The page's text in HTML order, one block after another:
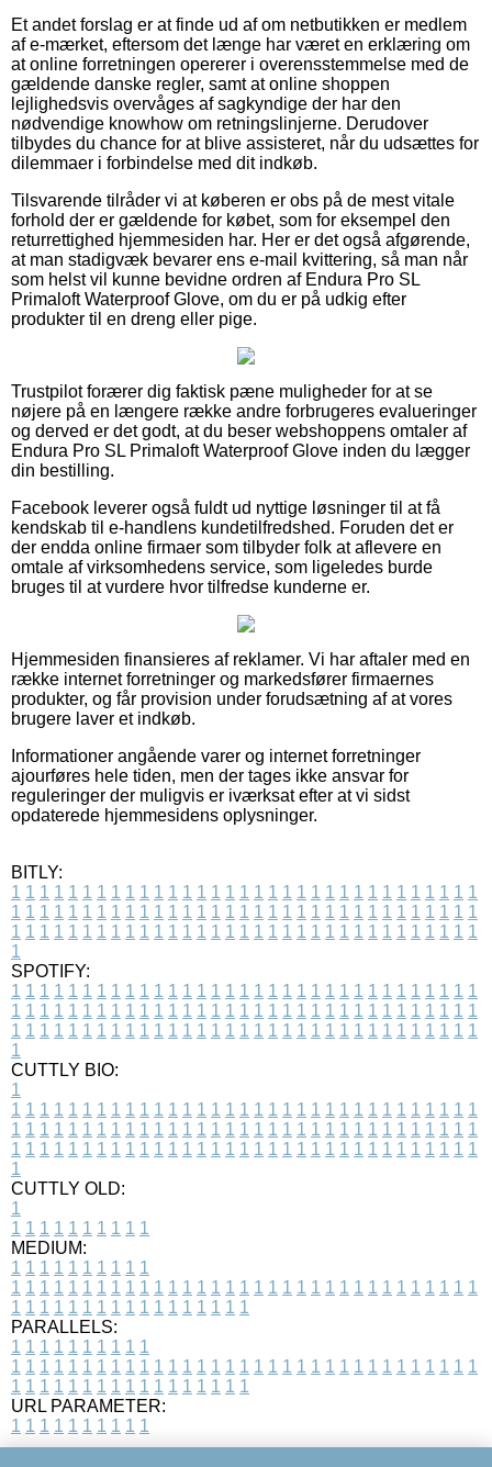
Et andet forslag er at finde ud af om netbutikken er medlem
af e-mærket, eftersom det længe har været en erklæring om
at online forretningen opererer i overensstemmelse med de
gældende danske regler, samt at online shoppen
lejlighedsvis overvåges af sagkyndige der har den
nødvendige knowhow om retningslinjerne. Derudover
tilbydes du chance for at blive assisteret, når du udsættes for
dilemmaer i forbindelse med dit indkøb.
Tilsvarende tilråder vi at køberen er obs på de mest vitale
forhold der er gældende for købet, som for eksempel den
returrettighed hjemmesiden har. Her er det også afgørende,
at man stadigvæk bevarer ens e-mail kvittering, så man når
som helst vil kunne bevidne ordren af Endura Pro SL
Primaloft Waterproof Glove, om du er på udkig efter
produkter til en dreng eller pige.
Trustpilot forærer dig faktisk pæne muligheder for at se
nøjere på en længere række andre forbrugeres evalueringer
og derved er det godt, at du beser webshoppens omtaler af
Endura Pro SL Primaloft Waterproof Glove inden du lægger
din bestilling.
Facebook leverer også fuldt ud nyttige løsninger til at få
kendskab til e-handlens kundetilfredshed. Foruden det er
der endda online firmaer som tilbyder folk at aflevere en
omtale af virksomhedens service, som ligeledes burde
bruges til at vurdere hvor tilfredse kunderne er.
Hjemmesiden finansieres af reklamer. Vi har aftaler med en
række internet forretninger og markedsfører firmaernes
produkter, og får provision under forudsætning af at vores
brugere laver et indkøb.
Informationer angående varer og internet forretninger
ajourføres hele tiden, men der tages ikke ansvar for
reguleringer der muligvis er iværksat efter at vi sidst
opdaterede hjemmesidens oplysninger.
BITLY:
1 1 1 1 1 1 1 1 1 1 1 1 1 1 1 1 1 1 1 1 1 1 1 1 1 1 1 1 1 1 1 1 1
1 1 1 1 1 1 1 1 1 1 1 1 1 1 1 1 1 1 1 1 1 1 1 1 1 1 1 1 1 1 1 1 1
1 1 1 1 1 1 1 1 1 1 1 1 1 1 1 1 1 1 1 1 1 1 1 1 1 1 1 1 1 1 1 1 1
1
SPOTIFY:
1 1 1 1 1 1 1 1 1 1 1 1 1 1 1 1 1 1 1 1 1 1 1 1 1 1 1 1 1 1 1 1 1
1 1 1 1 1 1 1 1 1 1 1 1 1 1 1 1 1 1 1 1 1 1 1 1 1 1 1 1 1 1 1 1 1
1 1 1 1 1 1 1 1 1 1 1 1 1 1 1 1 1 1 1 1 1 1 1 1 1 1 1 1 1 1 1 1 1
1
CUTTLY BIO:
1
1 1 1 1 1 1 1 1 1 1 1 1 1 1 1 1 1 1 1 1 1 1 1 1 1 1 1 1 1 1 1 1 1
1 1 1 1 1 1 1 1 1 1 1 1 1 1 1 1 1 1 1 1 1 1 1 1 1 1 1 1 1 1 1 1 1
1 1 1 1 1 1 1 1 1 1 1 1 1 1 1 1 1 1 1 1 1 1 1 1 1 1 1 1 1 1 1 1 1
1
CUTTLY OLD:
1
1 1 1 1 1 1 1 1 1 1
MEDIUM:
1 1 1 1 1 1 1 1 1 1
1 1 1 1 1 1 1 1 1 1 1 1 1 1 1 1 1 1 1 1 1 1 1 1 1 1 1 1 1 1 1 1 1
1 1 1 1 1 1 1 1 1 1 1 1 1 1 1 1 1
PARALLELS:
1 1 1 1 1 1 1 1 1 1
1 1 1 1 1 1 1 1 1 1 1 1 1 1 1 1 1 1 1 1 1 1 1 1 1 1 1 1 1 1 1 1 1
1 1 1 1 1 1 1 1 1 1 1 1 1 1 1 1 1
URL PARAMETER:
1 1 1 1 1 1 1 1 1 1